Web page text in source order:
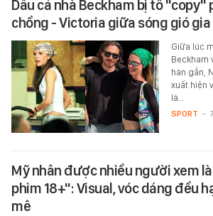
Dâu cả nhà Beckham bị tố "copy"
chồng - Victoria giữa sóng gió
Giữa lúc
Beckham
hàn gắn,
xuất hiện
là…
SPORT -
Mỹ nhân được nhiều người xem
phim 18+": Visual, vóc dáng đều
mê